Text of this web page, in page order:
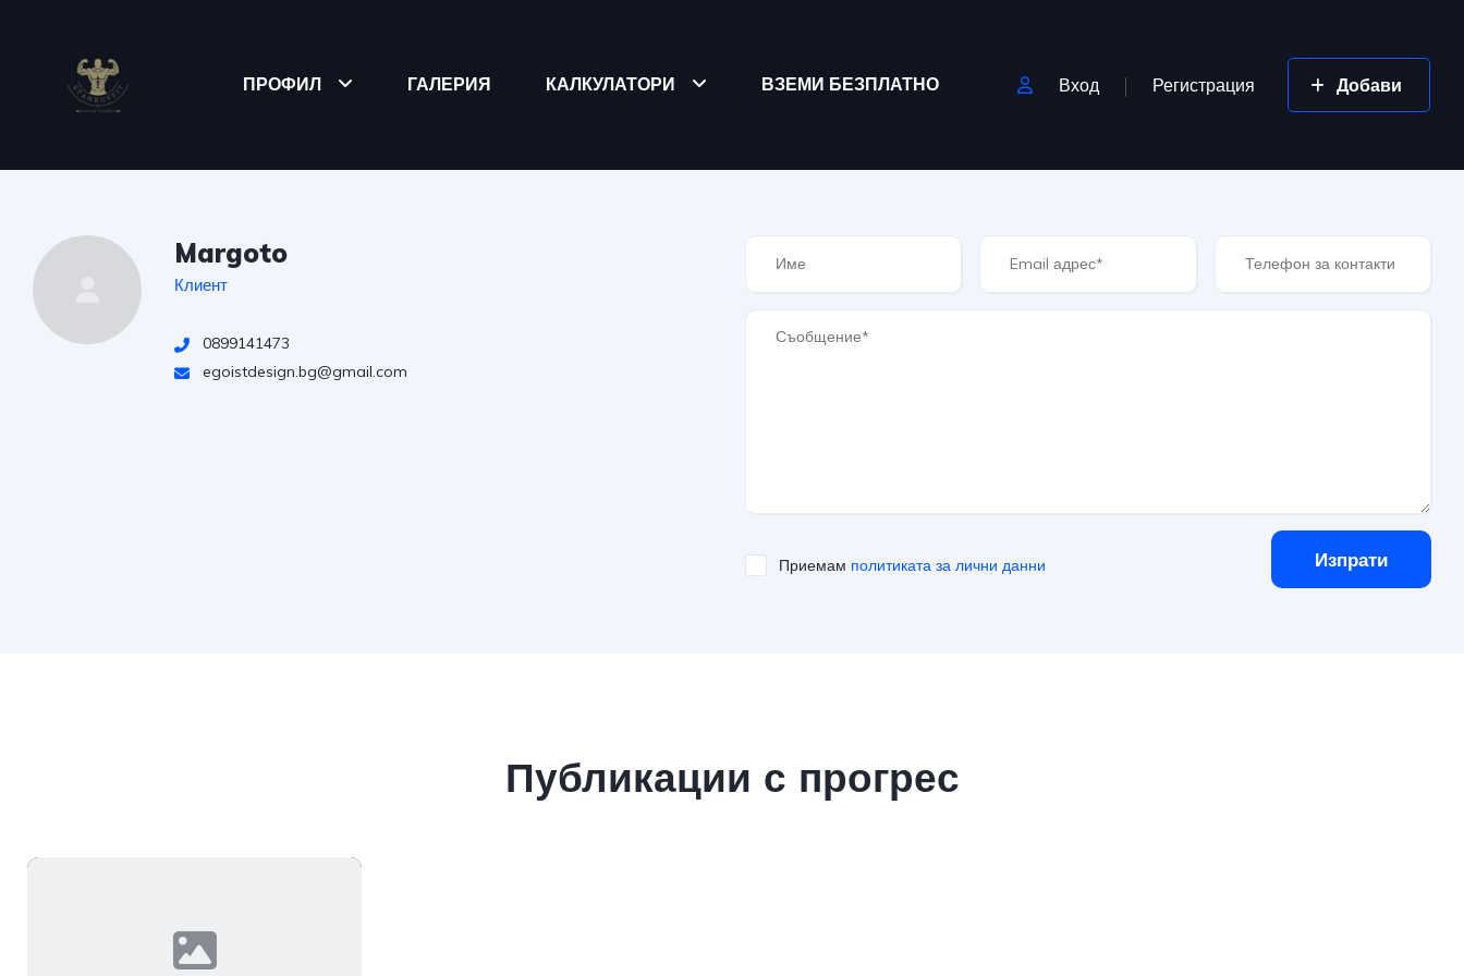
ПРОФИЛ ГАЛЕРИЯ КАЛКУЛАТОРИ ВЗЕМИ БЕЗПЛАТНО Вход Регистрация Добави
Margoto
Клиент
0899141473
egoistdesign.bg@gmail.com
Приемам политиката за лични данни Изпрати
Публикации с прогрес